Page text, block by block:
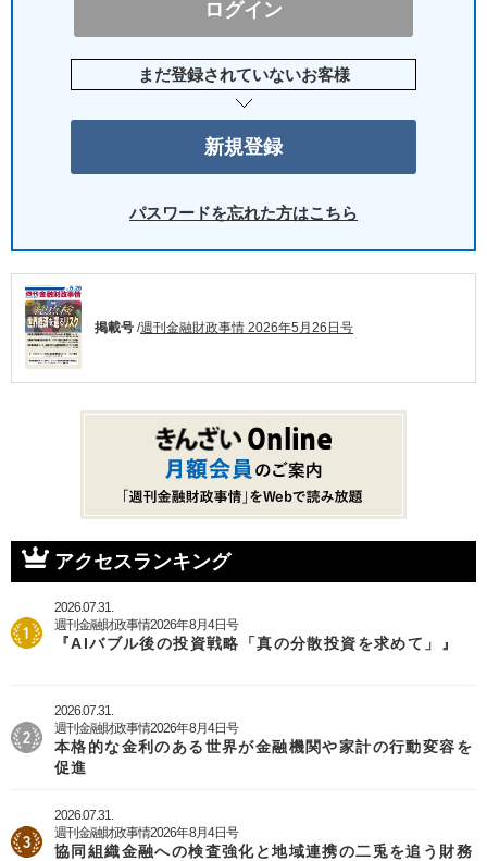
まだ登録されていないお客様
パスワードを忘れた方はこちら
掲載号 /週刊金融財政事情 2026年5月26日号
アクセスランキング
2026.07.31.
週刊金融財政事情2026年8月4日号
『AIバブル後の投資戦略「真の分散投資を求めて」』
2026.07.31.
週刊金融財政事情2026年8月4日号
本格的な金利のある世界が金融機関や家計の行動変容を
促進
2026.07.31.
週刊金融財政事情2026年8月4日号
協同組織金融への検査強化と地域連携の二兎を追う財務